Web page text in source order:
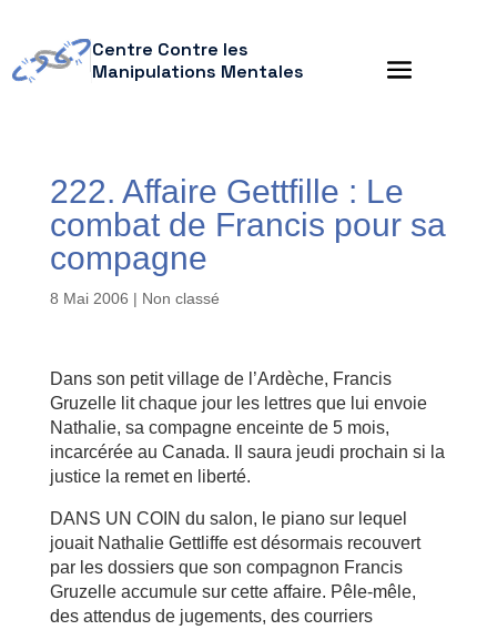
Centre Contre les
Manipulations Mentales
222. Affaire Gettfille : Le
combat de Francis pour sa
compagne
8 Mai 2006 | Non classé
Dans son petit village de l’Ardèche, Francis
Gruzelle lit chaque jour les lettres que lui envoie
Nathalie, sa compagne enceinte de 5 mois,
incarcérée au Canada. Il saura jeudi prochain si la
justice la remet en liberté.
DANS UN COIN du salon, le piano sur lequel
jouait Nathalie Gettliffe est désormais recouvert
par les dossiers que son compagnon Francis
Gruzelle accumule sur cette affaire. Pêle-mêle,
des attendus de jugements, des courriers